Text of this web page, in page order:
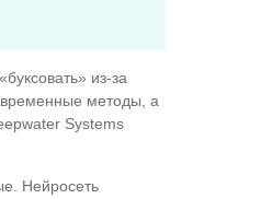
из-за
методы, а
Systems
Нейросеть